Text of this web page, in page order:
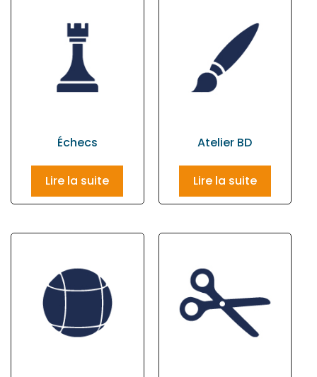
Échecs
Lire la suite
Atelier BD
Lire la suite